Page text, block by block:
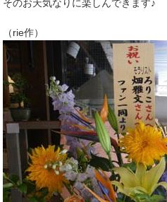
そのお天気なりに楽しんできます♪
（rie作）